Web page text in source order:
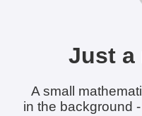
Just a
A small
in the background